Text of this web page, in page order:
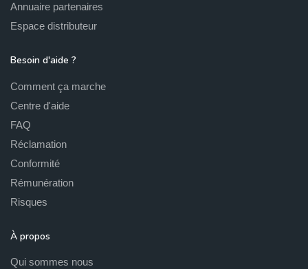
Annuaire partenaires
Espace distributeur
Besoin d'aide ?
Comment ça marche
Centre d'aide
FAQ
Réclamation
Conformité
Rémunération
Risques
À propos
Qui sommes nous